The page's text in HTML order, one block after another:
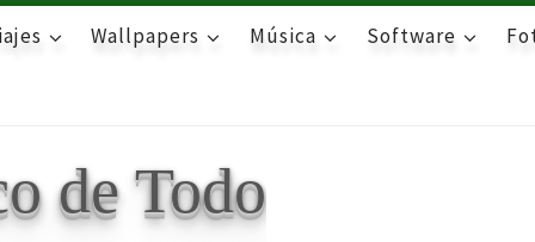
Wallpapers Música Software
de Todo